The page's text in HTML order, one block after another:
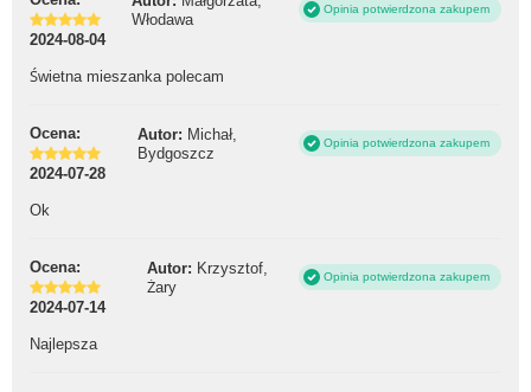
Włodawa
Opinia potwierdzona zakupem
2024-08-04
Świetna mieszanka polecam
Ocena: Autor: Michał,
Bydgoszcz
Opinia potwierdzona zakupem
2024-07-28
Ok
Ocena: Autor: Krzysztof,
Żary
Opinia potwierdzona zakupem
2024-07-14
Najlepsza